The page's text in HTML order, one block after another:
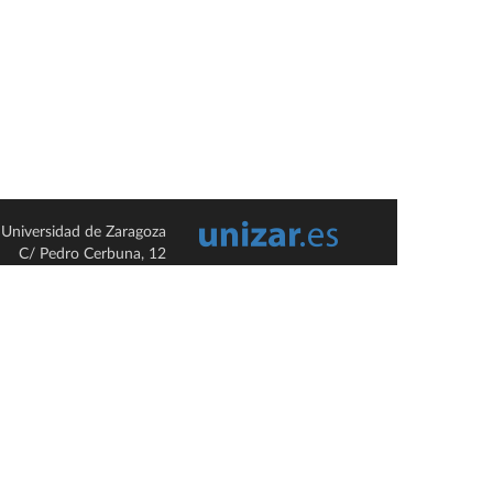
Universidad de Zaragoza
C/ Pedro Cerbuna, 12